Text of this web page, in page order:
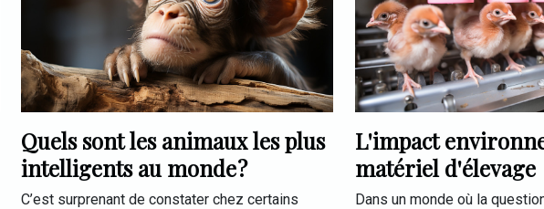
Quels sont les animaux les plus
intelligents au monde ?
C’est surprenant de constater chez certains
L'impact
matériel d'élevage
Dans un monde où la